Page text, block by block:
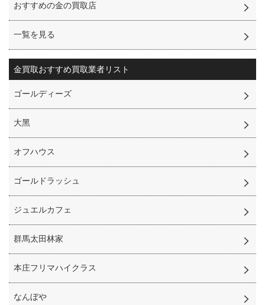
おすすめの金の買取店
一覧を見る
金買取おすすめ買取業者リスト
ゴールディーズ
⼤⿊
オフハウス
ゴールドラッシュ
ジュエルカフェ
群馬太田林家
本庄フリマハイクラス
なんぼや